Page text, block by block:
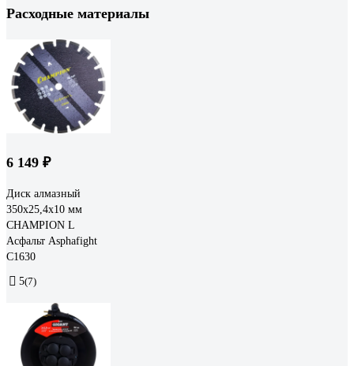
Расходные материалы
6 149 ₽
Диск алмазный
350х25,4х10 мм
CHAMPION L
Асфальт Asphafight
C1630
5(7)